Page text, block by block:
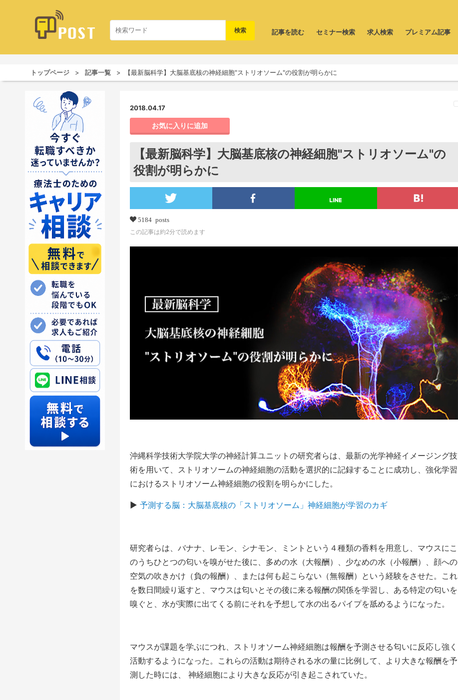
記事を読む セミナー検索 求人検索 プレミアム記事
トップページ 記事一覧 【最新脳科学】大脳基底核の神経細胞"ストリオソーム"の役割が明らかに
2018.04.17
お気に入りに追加
【最新脳科学】大脳基底核の神経細胞"ストリオソーム"の
役割が明らかに
5184 posts
この記事は約2分で読めます
沖縄科学技術大学院大学の神経計算ユニットの研究者らは、最新の光学神経イメージング技
術を用いて、ストリオソームの神経細胞の活動を選択的に記録することに成功し、強化学習
におけるストリオソーム神経細胞の役割を明らかにした。
▶︎ 予測する脳：大脳基底核の「ストリオソーム」神経細胞が学習のカギ
研究者らは、バナナ、レモン、シナモン、ミントという４種類の香料を用意し、マウスにこ
のうちひとつの匂いを嗅がせた後に、多めの水（大報酬）、少なめの水（小報酬）、顔への
空気の吹きかけ（負の報酬）、または何も起こらない（無報酬）という経験をさせた。これ
を数日間繰り返すと、マウスは匂いとその後に来る報酬の関係を学習し、ある特定の匂いを
嗅ぐと、水が実際に出てくる前にそれを予想して水の出るパイプを舐めるようになった。
マウスが課題を学ぶにつれ、ストリオソーム神経細胞は報酬を予測させる匂いに反応し強く
活動するようになった。これらの活動は期待される水の量に比例して、より大きな報酬を予
測した時には、 神経細胞により大きな反応が引き起こされていた。